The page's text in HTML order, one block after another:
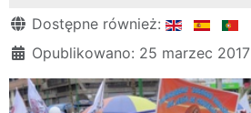
Szczegóły
Dostępne również:
Opublikowano: 25 marzec 2017